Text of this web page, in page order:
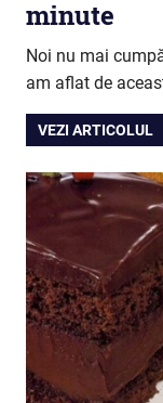
minute
Noi nu mai
am aflat de
VEZI ARTICOLUL